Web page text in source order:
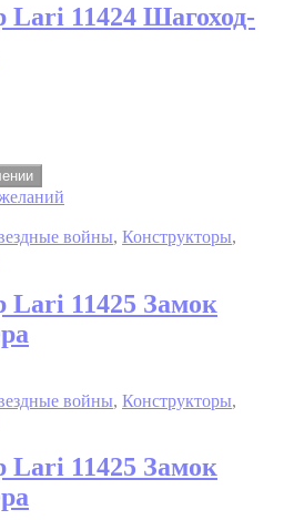
Lari 11424 Шагоход-
войны, Конструкторы,
Lari 11425 Замок
войны, Конструкторы,
Lari 11425 Замок